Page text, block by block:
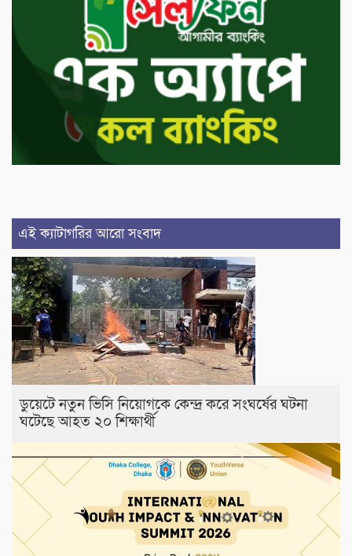
এই ক্যাটাগরির আরো সংবাদ
ডুয়েটে নতুন ভিসি নিয়োগকে কেন্দ্র করে সংঘর্ষের ঘটনা
ঘটেছে আহত ২০ শিক্ষার্থী